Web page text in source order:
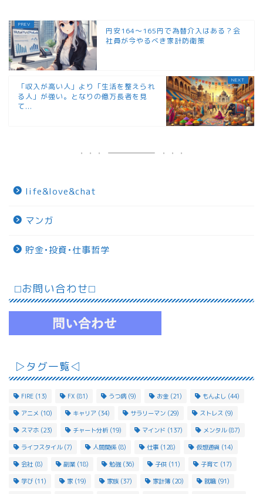
円安164〜165円で為替介入はある？会
社員が今やるべき家計防衛策
「収入が高い人」より「生活を整えられ
る人」が強い。となりの億万長者を見
て...
life&love&chat
マンガ
貯金•投資•仕事哲学
⬜︎お問い合わせ⬜︎
▷タグ一覧◁
FIRE (13) FX (81) うつ病 (9) お金 (21) もんよし (44)
アニメ (10) キャリア (34) サラリーマン (29) ストレス (9)
スマホ (23) チャート分析 (19) マインド (137) メンタル(87)
ライフスタイル(7) 人間関係 (8) 仕事 (128) 仮想通貨 (14)
会社 (8) 副業 (18) 勉強(36) 子供 (11) 子育て (17)
学び (11) 家 (19) 家族 (37) 家計簿 (20) 就職 (91)